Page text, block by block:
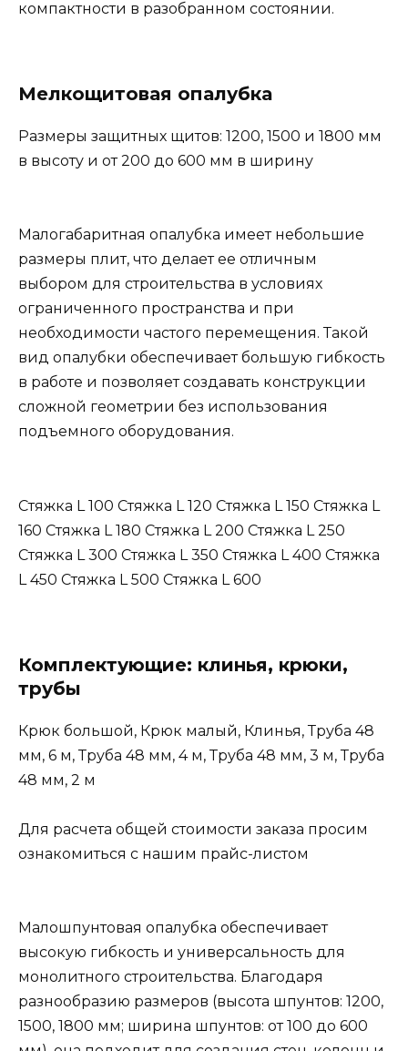
компактности в разобранном состоянии.
Мелкощитовая опалубка
Размеры защитных щитов: 1200, 1500 и 1800 мм
в высоту и от 200 до 600 мм в ширину
Малогабаритная опалубка имеет небольшие
размеры плит, что делает ее отличным
выбором для строительства в условиях
ограниченного пространства и при
необходимости частого перемещения. Такой
вид опалубки обеспечивает большую гибкость
в работе и позволяет создавать конструкции
сложной геометрии без использования
подъемного оборудования.
Стяжка L 100 Стяжка L 120 Стяжка L 150 Стяжка L
160 Стяжка L 180 Стяжка L 200 Стяжка L 250
Стяжка L 300 Стяжка L 350 Стяжка L 400 Стяжка
L 450 Стяжка L 500 Стяжка L 600
Комплектующие: клинья, крюки,
трубы
Крюк большой, Крюк малый, Клинья, Труба 48
мм, 6 м, Труба 48 мм, 4 м, Труба 48 мм, 3 м, Труба
48 мм, 2 м
Для расчета общей стоимости заказа просим
ознакомиться с нашим прайс-листом
Малошпунтовая опалубка обеспечивает
высокую гибкость и универсальность для
монолитного строительства. Благодаря
разнообразию размеров (высота шпунтов: 1200,
1500, 1800 мм; ширина шпунтов: от 100 до 600